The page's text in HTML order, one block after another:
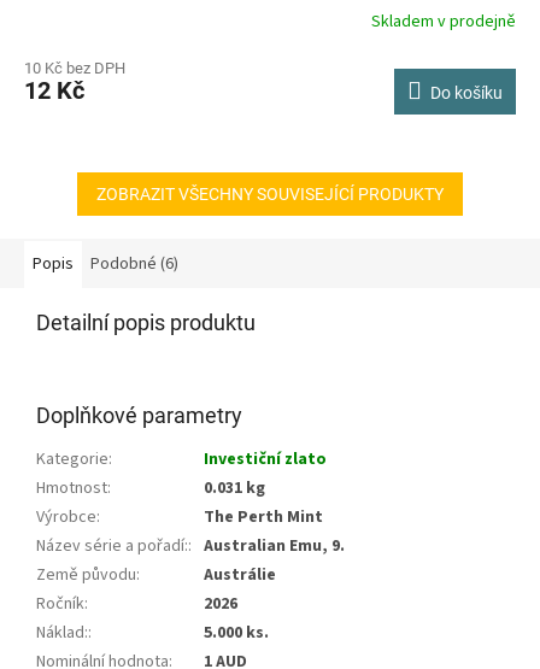
Skladem v prodejně
10 Kč bez DPH
12 Kč Do košíku
ZOBRAZIT VŠECHNY SOUVISEJÍCÍ PRODUKTY
Popis Podobné (6)
Detailní popis produktu
Doplňkové parametry
Kategorie:
Investiční zlato
Hmotnost:
0.031 kg
Výrobce:
The Perth Mint
Název série a pořadí:: Australian Emu, 9.
Země původu:
Austrálie
Ročník:
2026
Náklad::
5.000 ks.
Nominální hodnota:
1 AUD